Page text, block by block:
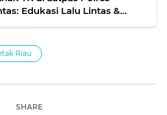
Edukasi Lalu Lintas &
Riau
SHARE